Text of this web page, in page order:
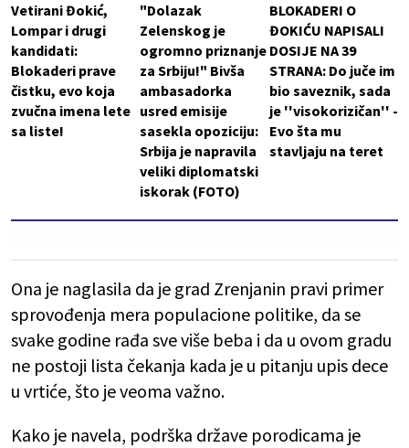
Vetirani Đokić,
Lompar i drugi
kandidati:
Blokaderi prave
čistku, evo koja
zvučna imena lete
sa liste!
"Dolazak
Zelenskog je
ogromno priznanje
za Srbiju!" Bivša
ambasadorka
usred emisije
sasekla opoziciju:
Srbija je napravila
veliki diplomatski
iskorak (FOTO)
BLOKADERI O
ĐOKIĆU NAPISALI
DOSIJE NA 39
STRANA: Do juče im
bio saveznik, sada
je ''visokorizičan'' -
Evo šta mu
stavljaju na teret
Ona je naglasila da je grad Zrenjanin pravi primer
sprovođenja mera populacione politike, da se
svake godine rađa sve više beba i da u ovom gradu
ne postoji lista čekanja kada je u pitanju upis dece
u vrtiće, što je veoma važno.
Kako je navela, podrška države porodicama je